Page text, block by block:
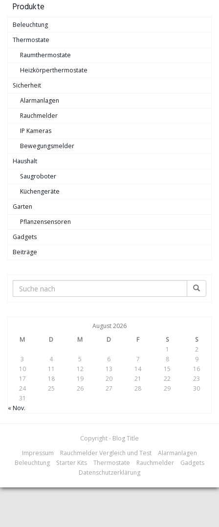
Produkte
Beleuchtung
Thermostate
Raumthermostate
Heizkörperthermostate
Sicherheit
Alarmanlagen
Rauchmelder
IP Kameras
Bewegungsmelder
Haushalt
Saugroboter
Küchengeräte
Garten
Pflanzensensoren
Gadgets
Beiträge
August 2026
M
D M D F S
S
1
2
3
4 5 6 7 8
9
10
11 12 13 14 15
16
17
18 19 20 21 22
23
24
25 26 27 28 29
30
31
« Nov.
Copyright - Blog Title
Impressum
Rauchmelder Vergleich und Test
Alarmanlagen
Beleuchtung
Starter Kits Thermostate Rauchmelder
Gadgets
Datenschutzerklärung